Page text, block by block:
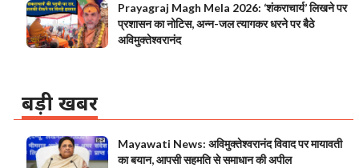
Prayagraj Magh Mela 2026: ‘शंकराचार्य’ लिखने पर
प्रशासन का नोटिस, अन्न-जल त्यागकर धरने पर बैठे
अविमुक्तेश्वरानंद
बड़ी खबर
Mayawati News: अविमुक्तेश्वरानंद विवाद पर मायावती
का बयान, आपसी सहमति से समाधान की अपील